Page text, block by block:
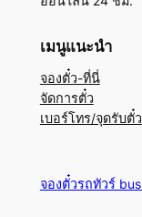
เมนูแนะนำ
จองตั๋ว-ที่นี่
จัดการตั๋ว
เบอร์โทร/จุดรับตั๋ว
จองตั๋วรถทัวร์